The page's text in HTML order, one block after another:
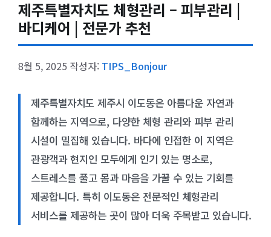
제주특별자치도 체형관리 – 피부관리 |
바디케어 | 전문가 추천
8월 5, 2025 작성자: TIPS_Bonjour
제주특별자치도 제주시 이도동은 아름다운 자연과
함께하는 지역으로, 다양한 체형 관리와 피부 관리
시설이 밀집해 있습니다. 바다에 인접한 이 지역은
관광객과 현지인 모두에게 인기 있는 명소로,
스트레스를 풀고 몸과 마음을 가꿀 수 있는 기회를
제공합니다. 특히 이도동은 전문적인 체형관리
서비스를 제공하는 곳이 많아 더욱 주목받고 있습니다.